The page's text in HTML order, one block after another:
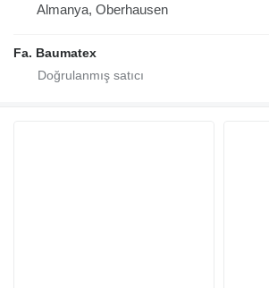
Almanya, Oberhausen
Fa. Baumatex